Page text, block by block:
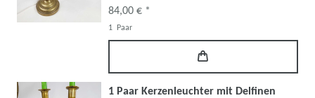
84,00 € *
1 Paar
1 Paar Kerzenleuchter mit Delfinen